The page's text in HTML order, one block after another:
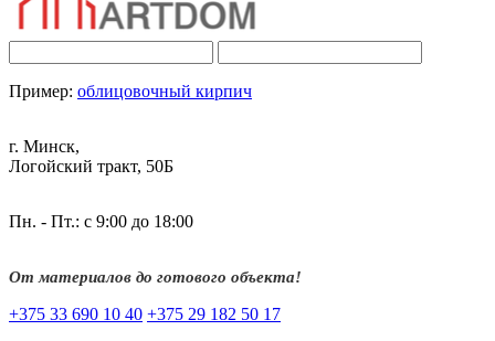
Пример: облицовочный кирпич
г. Минск,
Логойский тракт, 50Б
Пн. - Пт.: с 9:00 до 18:00
От материалов до готового объекта!
+375 33 690 10 40 +375 29 182 50 17